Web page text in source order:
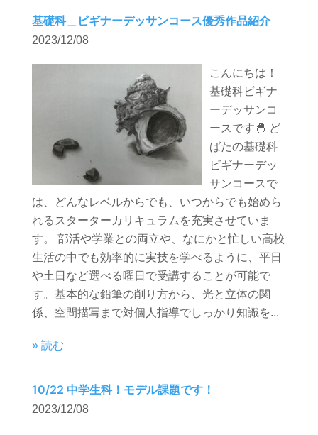
基礎科＿ビギナーデッサンコース優秀作品紹介
2023/12/08
こんにちは！
基礎科ビギナ
ーデッサンコ
ースです🐣 ど
ばたの基礎科
ビギナーデッ
サンコースで
は、どんなレベルからでも、いつからでも始めら
れるスターターカリキュラムを充実させていま
す。 部活や学業との両立や、なにかと忙しい高校
生活の中でも効率的に実技を学べるように、平日
や土日など選べる曜日で受講することが可能で
す。基本的な鉛筆の削り方から、光と立体の関
係、空間描写まで対個人指導でしっかり知識を...
» 読む
10/22 中学生科！モデル課題です！
2023/12/08